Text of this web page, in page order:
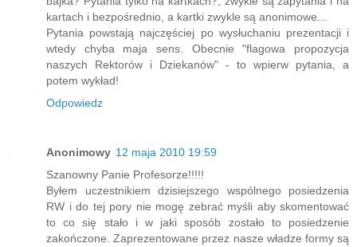
kartach i bezpośrednio, a kartki zwykle są anonimowe...
Pytania powstają najczęściej po wysłuchaniu prezentacji i
wtedy chyba maja sens. Obecnie "flagowa propozycja
naszych Rektorów i Dziekanów" - to wpierw pytania, a
potem wykład!
Odpowiedz
Anonimowy 12 maja 2010 19:59
Szanowny Panie Profesorze!!!!!
Byłem uczestnikiem dzisiejszego wspólnego posiedzenia
RW i do tej pory nie mogę zebrać myśli aby skomentować
to co się stało i w jaki sposób zostało to posiedzenie
zakończone. Zaprezentowane przez nasze władze formy są